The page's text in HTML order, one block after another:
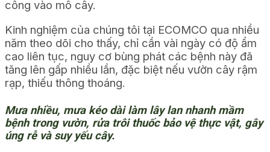
công vào mô cây.
Kinh nghiệm của chúng tôi tại ECOMCO qua nhiều
năm theo dõi cho thấy, chỉ cần vài ngày có độ ẩm
cao liên tục, nguy cơ bùng phát các bệnh này đã
tăng lên gấp nhiều lần, đặc biệt nếu vườn cây rậm
rạp, thiếu thông thoáng.
Mưa nhiều, mưa kéo dài làm lây lan nhanh mầm
bệnh trong vườn, rửa trôi thuốc bảo vệ thực vật, gây
úng rễ và suy yếu cây.